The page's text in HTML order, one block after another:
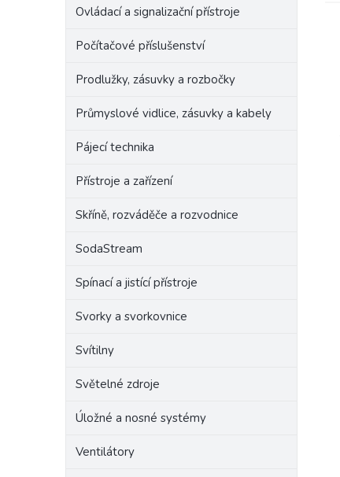
Ovládací a signalizační přístroje
Počítačové příslušenství
Prodlužky, zásuvky a rozbočky
Průmyslové vidlice, zásuvky a kabely
Pájecí technika
Přístroje a zařízení
Skříně, rozváděče a rozvodnice
SodaStream
Spínací a jistící přístroje
Svorky a svorkovnice
Svítilny
Světelné zdroje
Úložné a nosné systémy
Ventilátory